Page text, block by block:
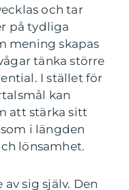
och tar
på tydliga
mening skapas
tänka större
I stället för
kan
att stärka sitt
i längden
lönsamhet.
sig själv. Den